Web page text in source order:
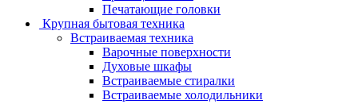
Печатающие головки
Крупная бытовая техника
Встраиваемая техника
Варочные поверхности
Духовые шкафы
Встраиваемые стиралки
Встраиваемые холодильники